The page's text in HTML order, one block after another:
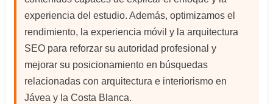
experiencia del estudio. Además, optimizamos el
rendimiento, la experiencia móvil y la arquitectura
SEO para reforzar su autoridad profesional y
mejorar su posicionamiento en búsquedas
relacionadas con arquitectura e interiorismo en
Jávea y la Costa Blanca.